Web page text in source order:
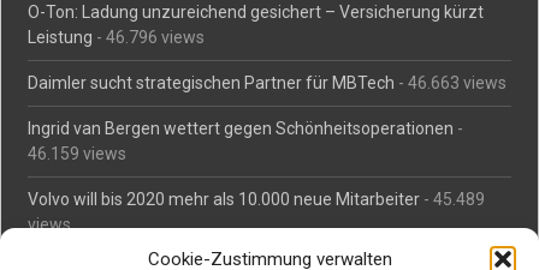
Cookie-Zustimmung verwalten
O-Ton: Ladung unzureichend gesichert – Versicherung kürzt
Leistung - 46.796 views
Daimler sucht strategischen Partner für MBTech - 46.663 views
Ingrid van Bergen wettert gegen Schönheitsoperationen -
46.159 views
Volvo will bis 2020 mehr als 10.000 neue Mitarbeiter - 45.489
views